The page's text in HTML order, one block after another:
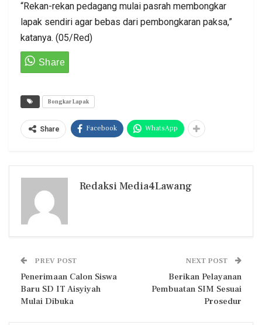
“Rekan-rekan pedagang mulai pasrah membongkar
lapak sendiri agar bebas dari pembongkaran paksa,”
katanya. (05/Red)
Bongkar Lapak
Share Facebook WhatsApp
Redaksi Media4Lawang
PREV POST
Penerimaan Calon Siswa
Baru SD IT Aisyiyah
Mulai Dibuka
NEXT POST
Berikan Pelayanan
Pembuatan SIM Sesuai
Prosedur